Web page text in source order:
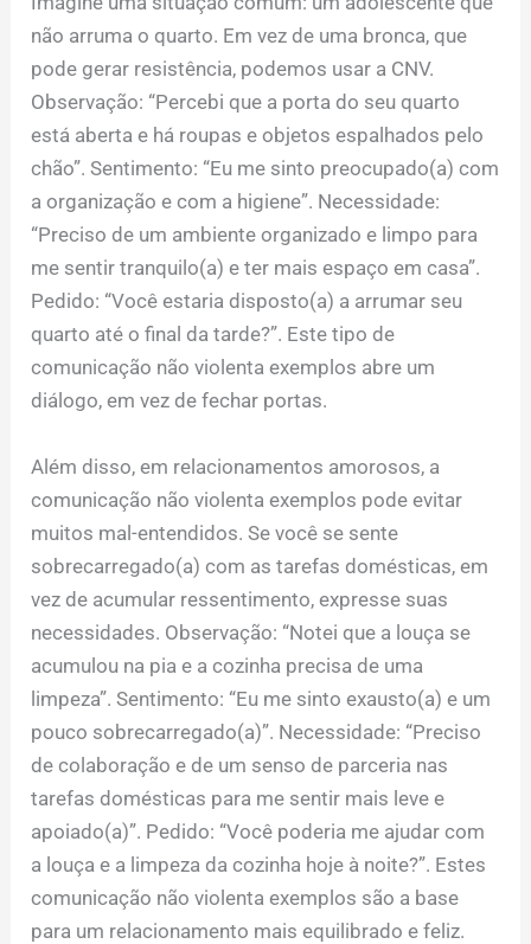
não arruma o quarto. Em vez de uma bronca, que
pode gerar resistência, podemos usar a CNV.
Observação: “Percebi que a porta do seu quarto
está aberta e há roupas e objetos espalhados pelo
chão”. Sentimento: “Eu me sinto preocupado(a) com
a organização e com a higiene”. Necessidade:
“Preciso de um ambiente organizado e limpo para
me sentir tranquilo(a) e ter mais espaço em casa”.
Pedido: “Você estaria disposto(a) a arrumar seu
quarto até o final da tarde?”. Este tipo de
comunicação não violenta exemplos abre um
diálogo, em vez de fechar portas.
Além disso, em relacionamentos amorosos, a
comunicação não violenta exemplos pode evitar
muitos mal-entendidos. Se você se sente
sobrecarregado(a) com as tarefas domésticas, em
vez de acumular ressentimento, expresse suas
necessidades. Observação: “Notei que a louça se
acumulou na pia e a cozinha precisa de uma
limpeza”. Sentimento: “Eu me sinto exausto(a) e um
pouco sobrecarregado(a)”. Necessidade: “Preciso
de colaboração e de um senso de parceria nas
tarefas domésticas para me sentir mais leve e
apoiado(a)”. Pedido: “Você poderia me ajudar com
a louça e a limpeza da cozinha hoje à noite?”. Estes
comunicação não violenta exemplos são a base
para um relacionamento mais equilibrado e feliz.